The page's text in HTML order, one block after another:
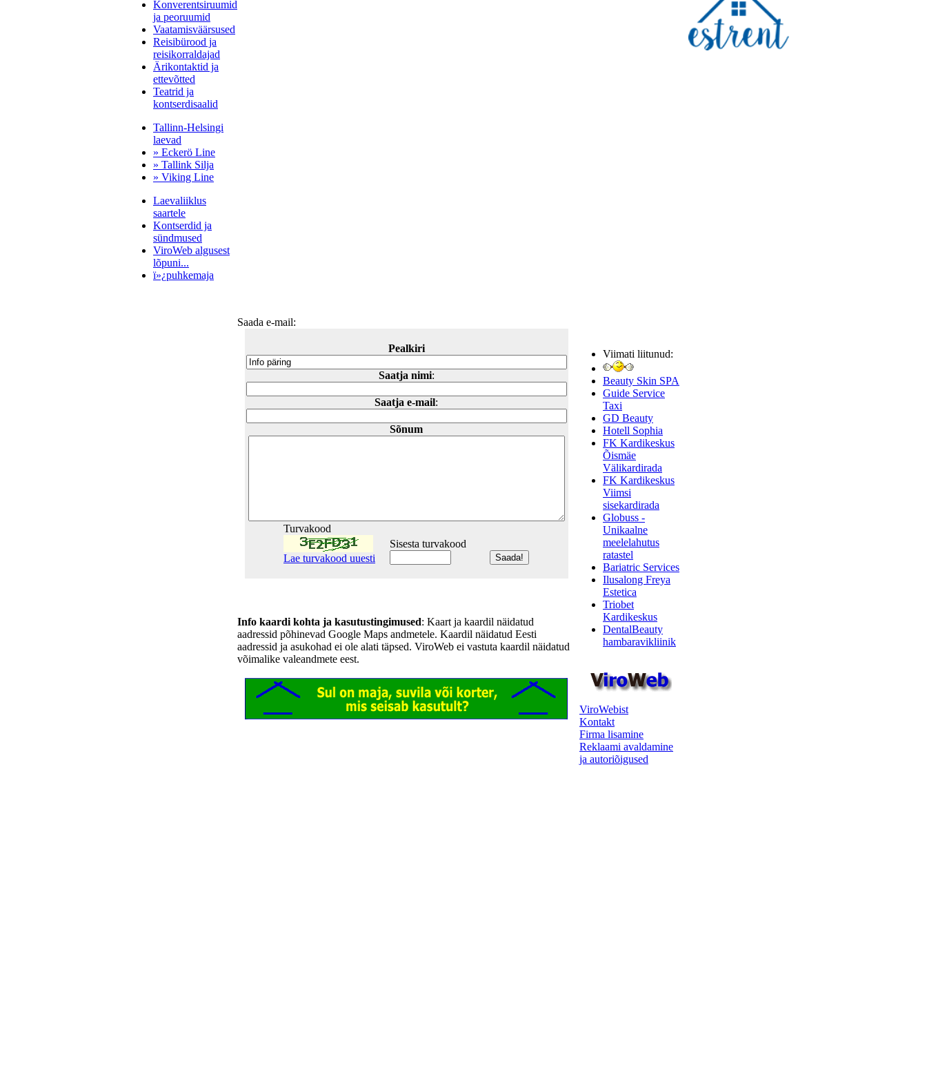
Konverentsiruumid
ja peoruumid
Vaatamisväärsused
Reisibürood ja
reisikorraldajad
Ärikontaktid ja
ettevõtted
Teatrid ja
kontserdisaalid
Tallinn-Helsingi
laevad
» Eckerö Line
» Tallink Silja
» Viking Line
Laevaliiklus
saartele
Kontserdid ja
sündmused
ViroWeb algusest
lõpuni...
ï»¿puhkemaja
Saada e-mail:
Pealkiri
Saatja nimi:
Saatja e-mail:
Sõnum
Turvakood
Lae turvakood uuesti
Sisesta turvakood
Info kaardi kohta ja kasutustingimused: Kaart ja kaardil näidatud
aadressid põhinevad Google Maps andmetele. Kaardil näidatud Eesti
aadressid ja asukohad ei ole alati täpsed. ViroWeb ei vastuta kaardil näidatud
võimalike valeandmete eest.
Viimati liitunud:
Beauty Skin SPA
Guide Service
Taxi
GD Beauty
Hotell Sophia
FK Kardikeskus
Õismäe
Välikardirada
FK Kardikeskus
Viimsi
sisekardirada
Globuss -
Unikaalne
meelelahutus
ratastel
Bariatric Services
Ilusalong Freya
Estetica
Triobet
Kardikeskus
DentalBeauty
hambaravikliinik
ViroWebist
Kontakt
Firma lisamine
Reklaami avaldamine
ja autoriõigused